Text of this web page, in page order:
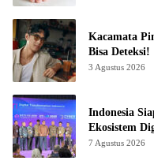
Kacamata
Bisa Deteksi!
3 Agustus 2026
Indonesia
Ekosistem
7 Agustus 2026